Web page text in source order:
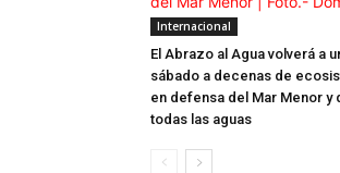
Internacional
El Abrazo al Agua volverá a
sábado a decenas de
en defensa del Mar Menor y
todas las aguas